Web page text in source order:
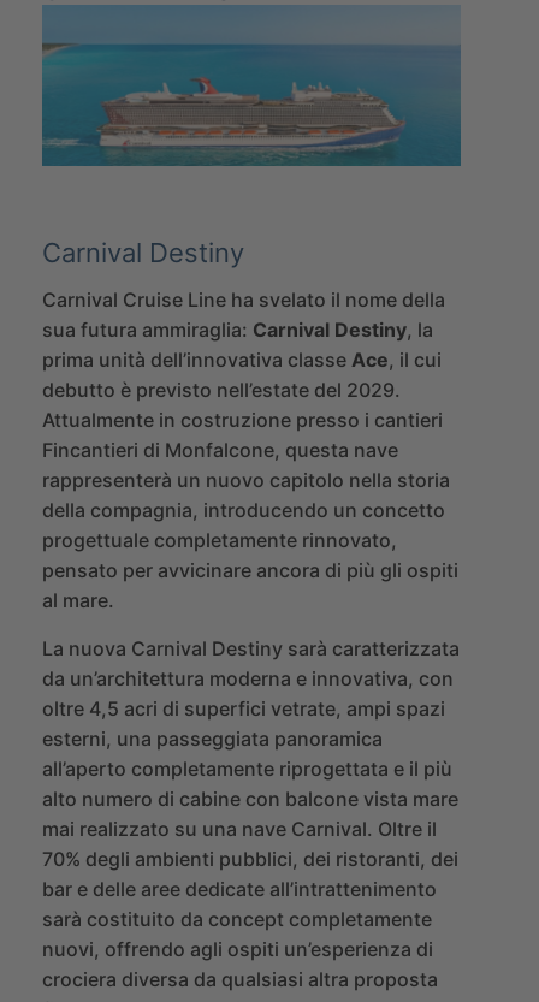
Carnival Destiny
Carnival Cruise Line ha svelato il nome della
sua futura ammiraglia: Carnival Destiny, la
prima unità dell’innovativa classe Ace, il cui
debutto è previsto nell’estate del 2029.
Attualmente in costruzione presso i cantieri
Fincantieri di Monfalcone, questa nave
rappresenterà un nuovo capitolo nella storia
della compagnia, introducendo un concetto
progettuale completamente rinnovato,
pensato per avvicinare ancora di più gli ospiti
al mare.
La nuova Carnival Destiny sarà caratterizzata
da un’architettura moderna e innovativa, con
oltre 4,5 acri di superfici vetrate, ampi spazi
esterni, una passeggiata panoramica
all’aperto completamente riprogettata e il più
alto numero di cabine con balcone vista mare
mai realizzato su una nave Carnival. Oltre il
70% degli ambienti pubblici, dei ristoranti, dei
bar e delle aree dedicate all’intrattenimento
sarà costituito da concept completamente
nuovi, offrendo agli ospiti un’esperienza di
crociera diversa da qualsiasi altra proposta